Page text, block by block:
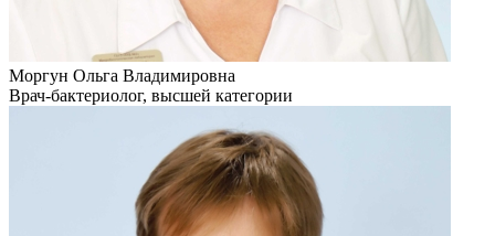
Моргун Ольга Владимировна
Врач-бактериолог, высшей категории